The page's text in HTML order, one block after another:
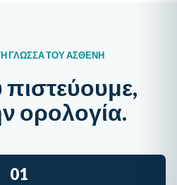
ΓΛΏΣΣΑ ΤΟΥ ΑΣΘΕΝΉ
ορολογία.
01